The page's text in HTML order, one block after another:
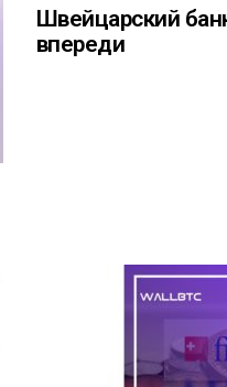
Швейцарский
впереди